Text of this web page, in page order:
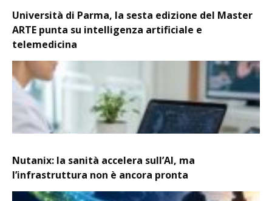
Università di Parma, la sesta edizione del Master
ARTE punta su intelligenza artificiale e
telemedicina
Nutanix: la sanità accelera sull’AI, ma
l’infrastruttura non è ancora pronta